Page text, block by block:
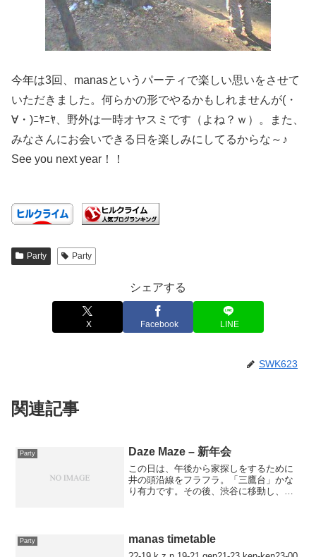
今年は3回、manasというパーティで楽しい思いをさせて
いただきました。何らかの形でやるかもしれませんが(・
∀・)ﾆﾔﾆﾔ、野外は一時オヤスミです（よね？ｗ）。また、
みなさんにお会いできる日を楽しみにしてるからな～♪
See you next year！！
Party Party
シェアする
X Facebook LINE
SWK623
関連記事
Party Daze Maze – 新年会
この日は、午後から家探しをするために
井の頭沿線をフラフラ。「三鷹台」かな
り有力です。その後、渋谷に移動し、タ
Party manas timetable